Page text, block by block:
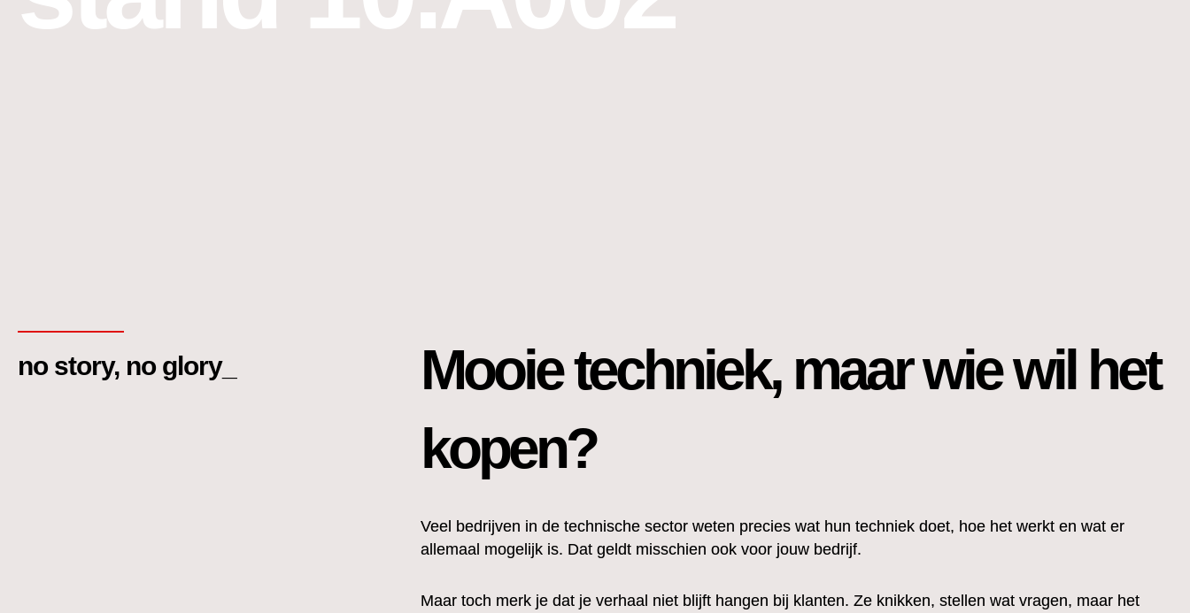
no story, no glory_
Mooie techniek, maar wie wil het
kopen?
Veel bedrijven in de technische sector weten precies wat hun techniek doet, hoe het werkt en wat er
allemaal mogelijk is. Dat geldt misschien ook voor jouw bedrijf.
Maar toch merk je dat je verhaal niet blijft hangen bij klanten. Ze knikken, stellen wat vragen, maar het